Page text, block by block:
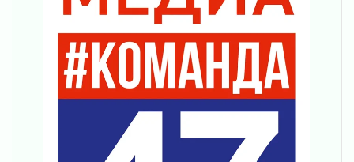
Награды нашли строителей
Ленобласть повышает производительность
труда в ЖКХ
03 августа 2026
Поддержка волонтерских объединений
Ладожский мост полностью закроют на два